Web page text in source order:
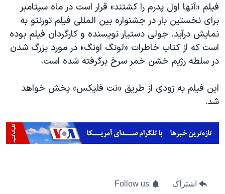
فیلم «آنها اول پدرم را کشتند» قرار است در ماه سپتامبر
برای نخستین بار در جشنواره بین المللی فیلم تورنتو به
نمایش درآید. جولی دستیار نویسنده و کارگردان فیلم بوده
است که از کتاب خاطرات «لونگ اونگ» در مورد بزرگ شدن
در سلطه رژیم خشن خمر سرخ برگرفته شده است.
این فیلم به زودی از طریق «نت فلیکس» پخش خواهد
شد.
اشتراک Follow us